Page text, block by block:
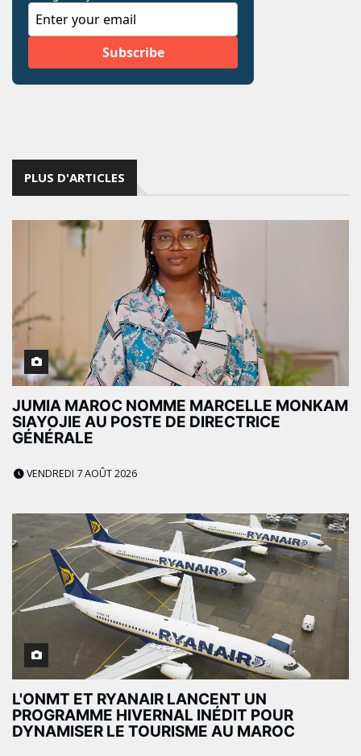
PLUS D'ARTICLES
JUMIA MAROC NOMME MARCELLE MONKAM
SIAYOJIE AU POSTE DE DIRECTRICE
GÉNÉRALE
VENDREDI 7 AOÛT 2026
L'ONMT ET RYANAIR LANCENT UN
PROGRAMME HIVERNAL INÉDIT POUR
DYNAMISER LE TOURISME AU MAROC